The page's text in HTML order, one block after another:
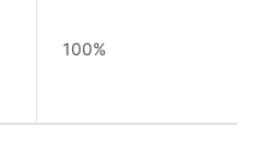
100%